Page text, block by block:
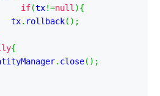
if(tx!=null ){
. rollback();
{
. close();